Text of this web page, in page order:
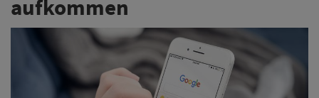
aufkommen